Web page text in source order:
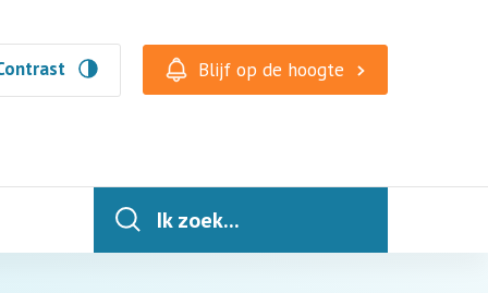
Blijf op de hoogte
Ik zoek...